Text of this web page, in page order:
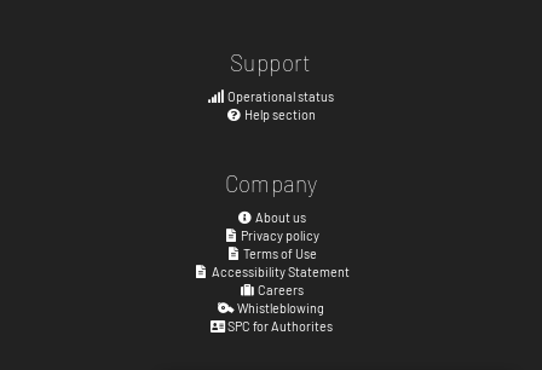
Support
Operational status
Help section
Company
About us
Privacy policy
Terms of Use
Accessibility Statement
Careers
Whistleblowing
SPC for Authorites